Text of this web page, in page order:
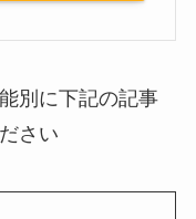
別に下記の記事
さい